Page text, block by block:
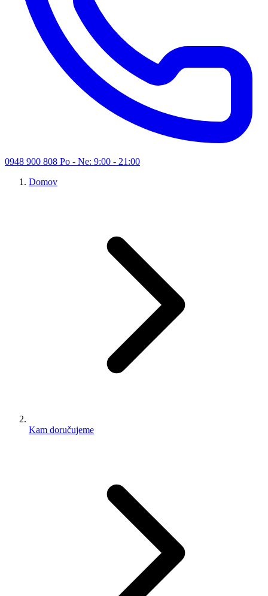
0948 900 808 Po - Ne: 9:00 - 21:00
Domov
Kam doručujeme